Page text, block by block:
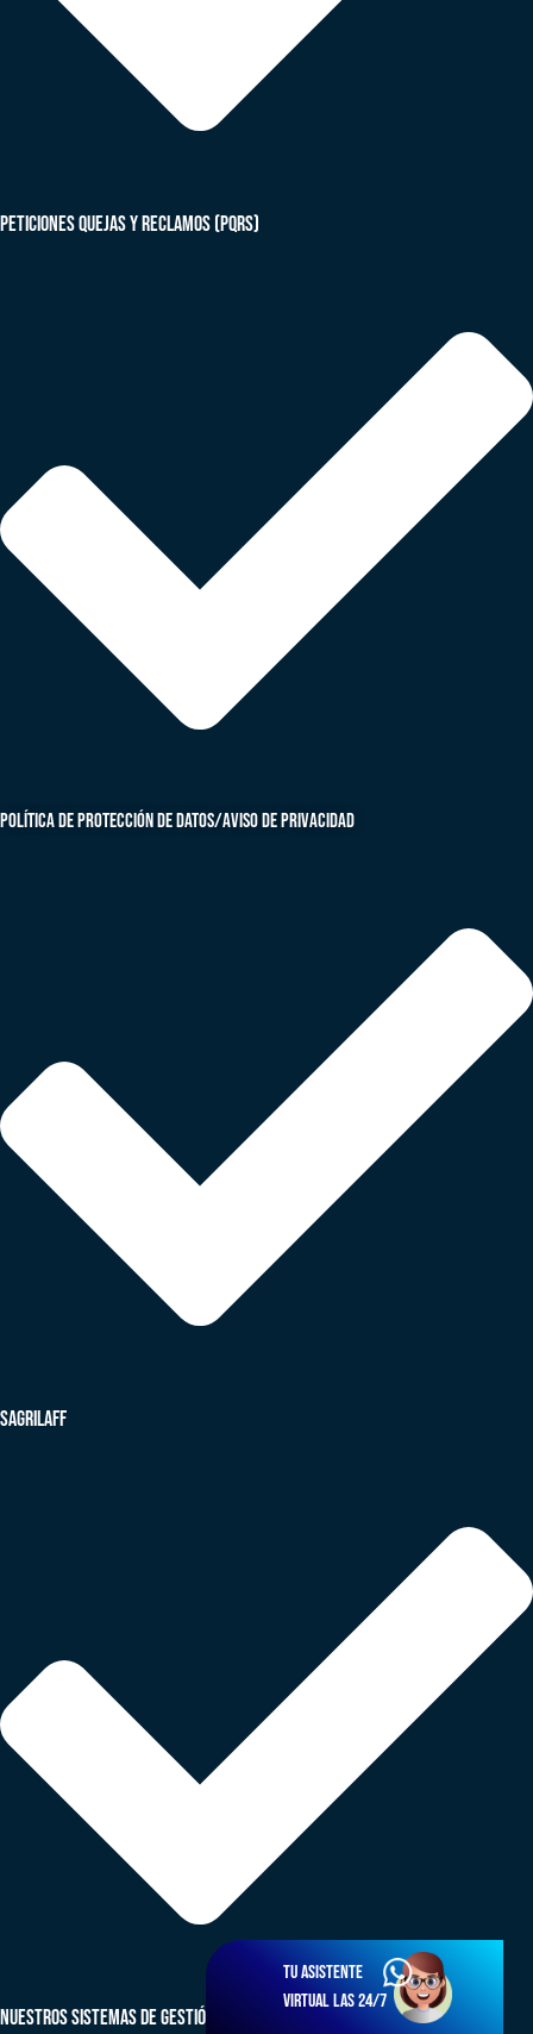
Tu asistente
virtual las 24/7
peticiones quejas y reclamos (PQRS)
Política de protección de datos/aviso de privacidad
Sagrilaff
NUESTROS SISTEMAS DE GESTIÓN